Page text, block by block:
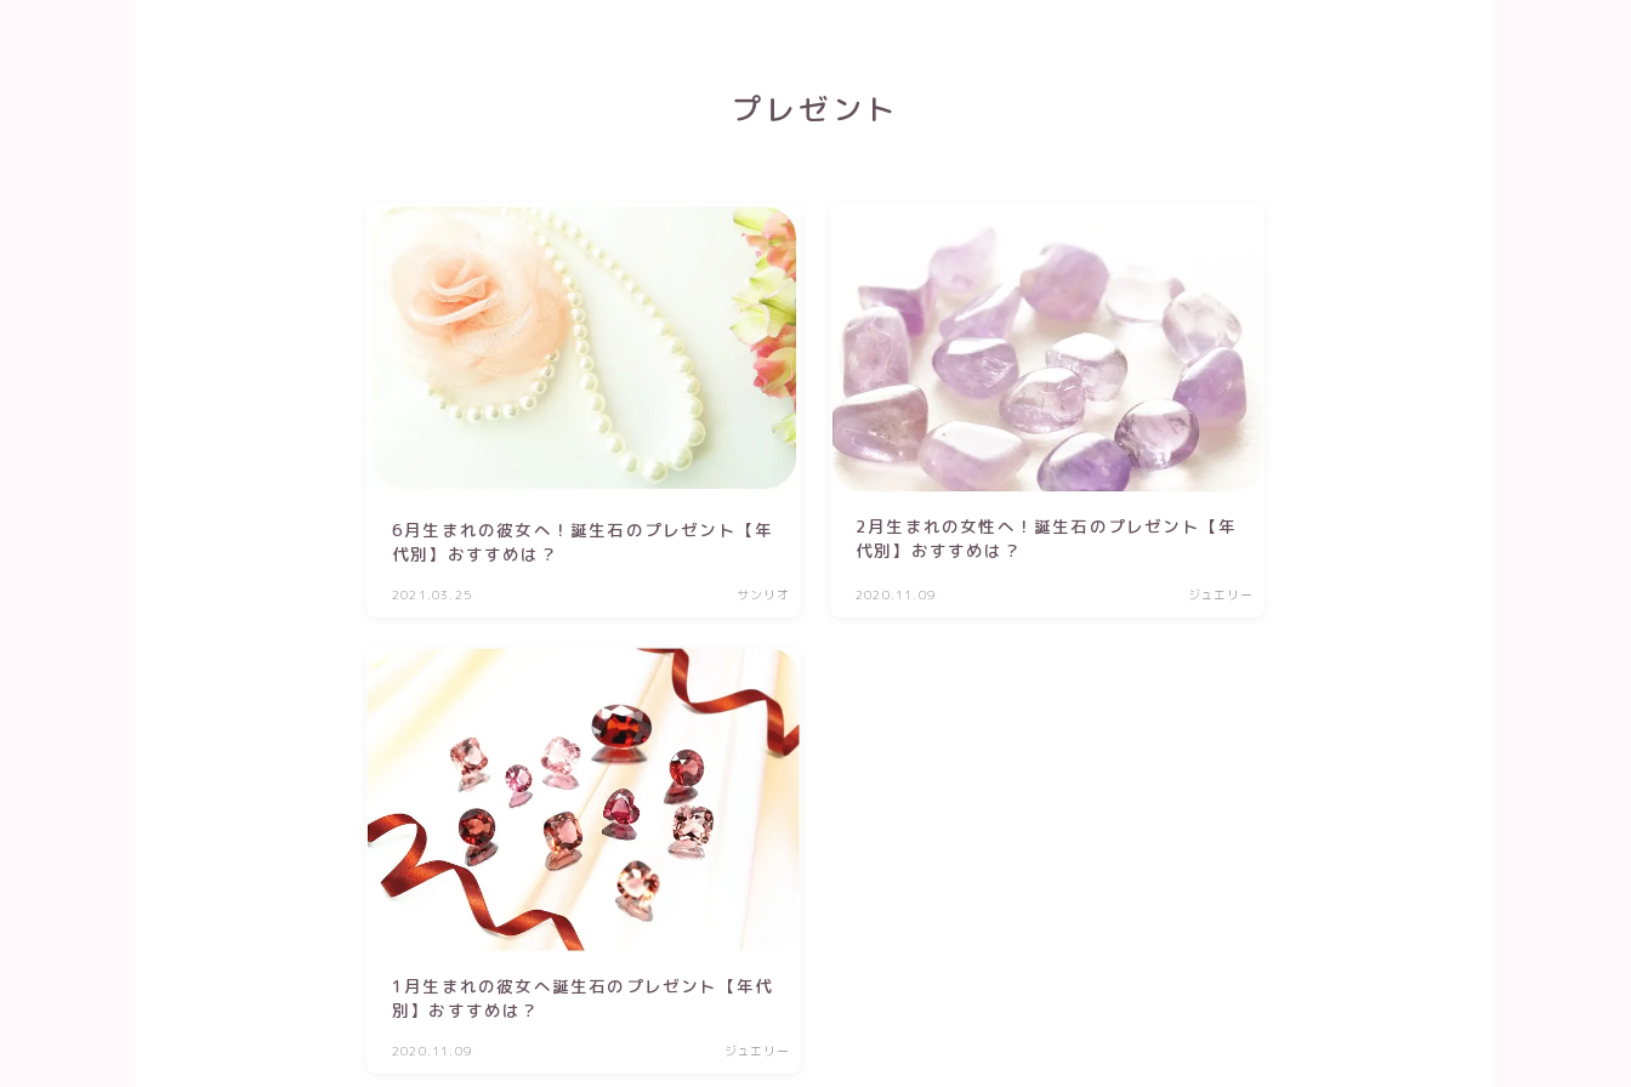
プレゼント
6月生まれの彼女へ！誕生石のプレゼント【年
代別】おすすめは？
2021.03.25 サンリオ
2月生まれの女性へ！誕生石のプレゼント【年
代別】おすすめは？
2020.11.09 ジュエリー
1月生まれの彼女へ誕生石のプレゼント【年代
別】おすすめは？
2020.11.09 ジュエリー